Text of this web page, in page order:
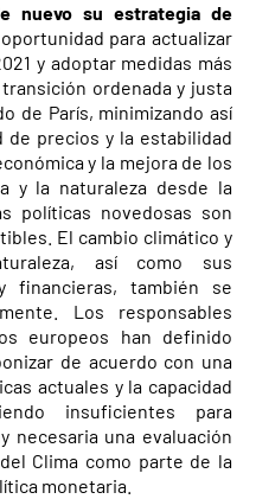
nuevo su estrategia de
para actualizar
y adoptar medidas más
ordenada y justa
de París, minimizando así
de precios y la estabilidad
y la mejora de los
y la naturaleza desde la
políticas novedosas son
El cambio climático y
así como sus
financieras, también se
Los responsables
europeos han definido
de acuerdo con una
actuales y la capacidad
insuficientes para
necesaria una evaluación
Clima como parte de la
monetaria.